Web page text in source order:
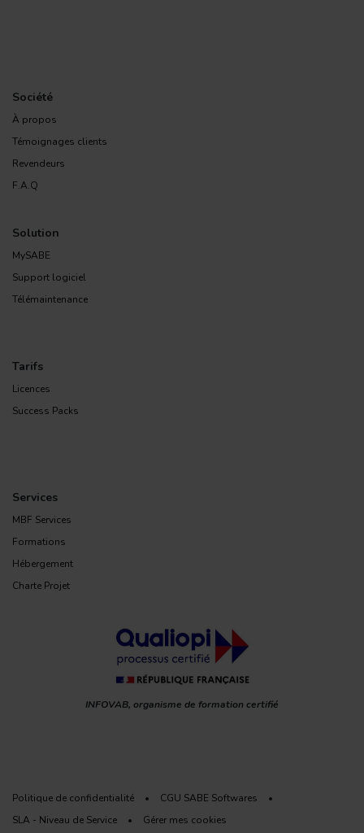
Société
À propos
Témoignages clients
Revendeurs
F.A.Q
Solution
MySABE
Support logiciel
Télémaintenance
Tarifs
Licences
Success Packs
Services
MBF Services
Formations
Hébergement
Charte Projet
INFOVAB, organisme de formation certifié
Politique de confidentialité • CGU SABE Softwares
•
SLA - Niveau de Service
• Gérer mes cookies